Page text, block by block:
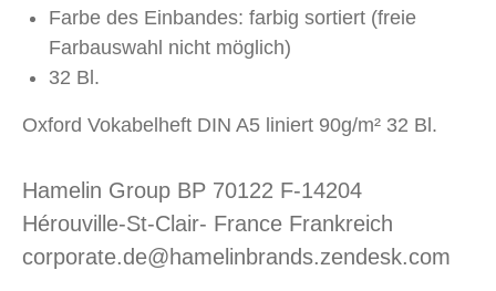
Farbe des Einbandes: farbig sortiert (freie
Farbauswahl nicht möglich)
32 Bl.
Oxford Vokabelheft DIN A5 liniert 90g/m² 32 Bl.
Hamelin Group BP 70122 F-14204
Hérouville-St-Clair- France Frankreich
corporate.de@hamelinbrands.zendesk.com